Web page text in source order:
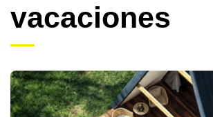
vacaciones